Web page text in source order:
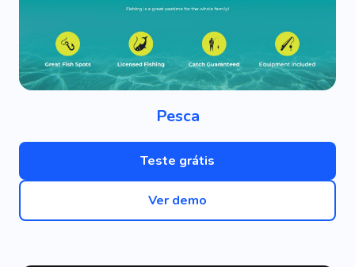
Pesca
Teste grátis
Ver demo